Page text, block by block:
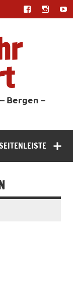
Bergen –